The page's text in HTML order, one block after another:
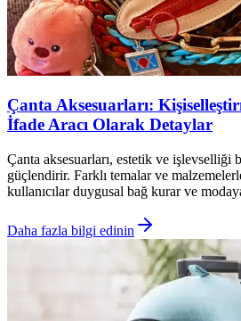
Çanta Aksesuarları:
İfade Aracı Olarak Detaylar
Çanta aksesuarları, estetik ve işlevselliği
güçlendirir. Farklı temalar ve
kullanıcılar duygusal bağ kurar ve
Daha fazla bilgi edinin